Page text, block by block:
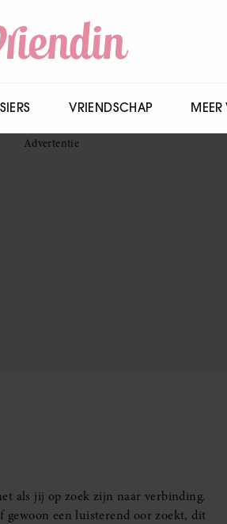
VRIENDSCHAP MEER
als jij op zoek zijn naar verbinding.
een luisterend oor zoekt, dit